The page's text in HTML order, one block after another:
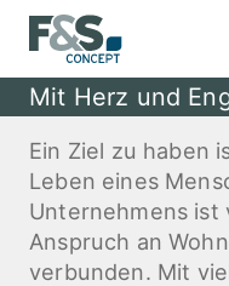
Mit Herz und
Ein Ziel zu haben
Leben eines
Unternehmens ist
Anspruch an
verbunden. Mit